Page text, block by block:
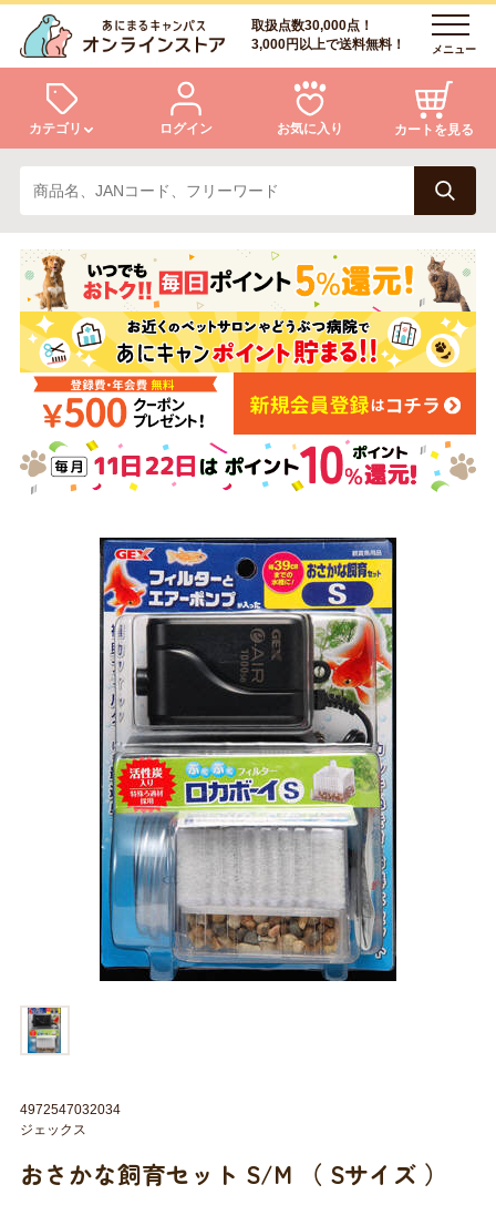
取扱点数30,000点！
3,000円以上で送料無料！
メニュー
カテゴリ
犬 猫
小動物・鳥 アクア・爬虫類・昆虫
ドッグフード キャットフード
美容・ケア用品 服・おさんぽ用品
日用品（デイリー） リビング雑貨
トリマーグッズ シニアサポート
ログイン お気に入り カートを見る
ログイン
会員登録
あにまるキャンパスについて
アフターサービス
商品リクエスト
お問い合わせ
おさかな飼育セット S/M （ Sサイズ ）
4972547032034
ジェックス